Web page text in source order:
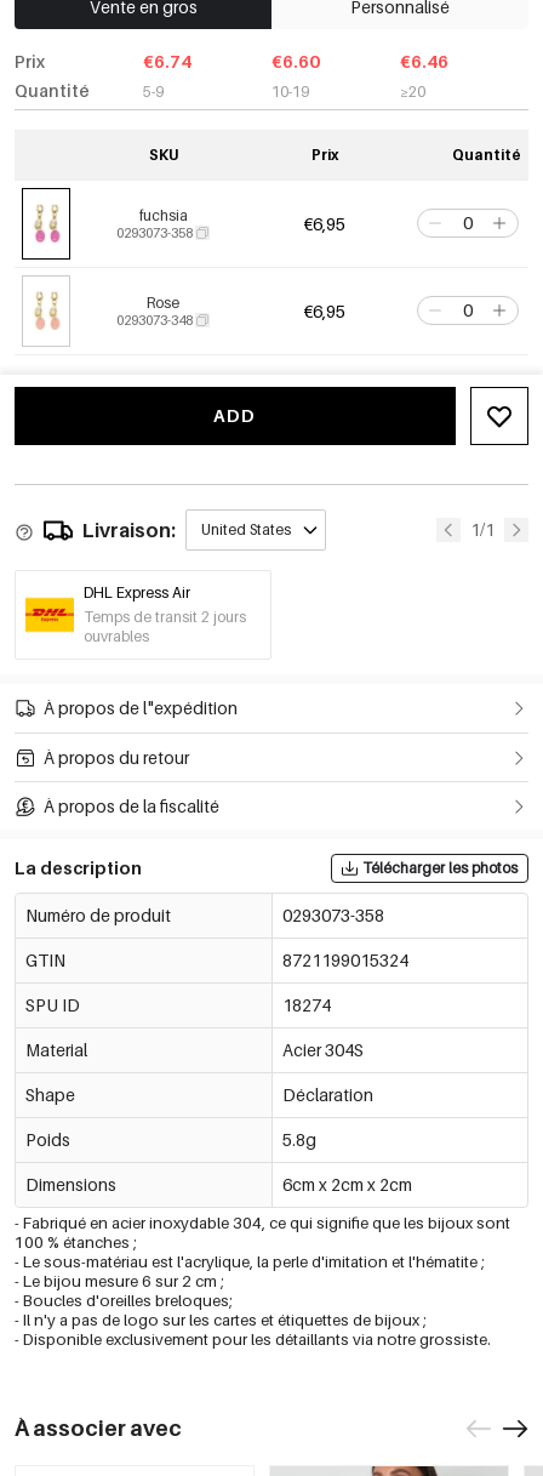
Vente en gros Personnalisé
Prix
Quantité
€6.74
5-9
€6.60
10-19
€6.46
≥20
SKU Prix Quantité
fuchsia
0293073-358 €6,95
Rose
0293073-348 €6,95
ADD
Livraison: United States 1/1
DHL Express Air
Temps de transit 2 jours
ouvrables
À propos de l"expédition
À propos du retour
À propos de la fiscalité
La description Télécharger les photos
Numéro de produit 0293073-358
GTIN 8721199015324
SPU ID 18274
Material Acier 304S
Shape Déclaration
Poids 5.8g
Dimensions 6cm x 2cm x 2cm
- Fabriqué en acier inoxydable 304, ce qui signifie que les bijoux sont
100 % étanches ;
- Le sous-matériau est l'acrylique, la perle d'imitation et l'hématite ;
- Le bijou mesure 6 sur 2 cm ;
- Boucles d'oreilles breloques;
- Il n'y a pas de logo sur les cartes et étiquettes de bijoux ;
- Disponible exclusivement pour les détaillants via notre grossiste.
À associer avec